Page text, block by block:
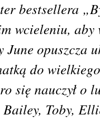
bestsellera
wcieleniu,
June opuszcza
do
się nauczył o
Bailey, Toby,